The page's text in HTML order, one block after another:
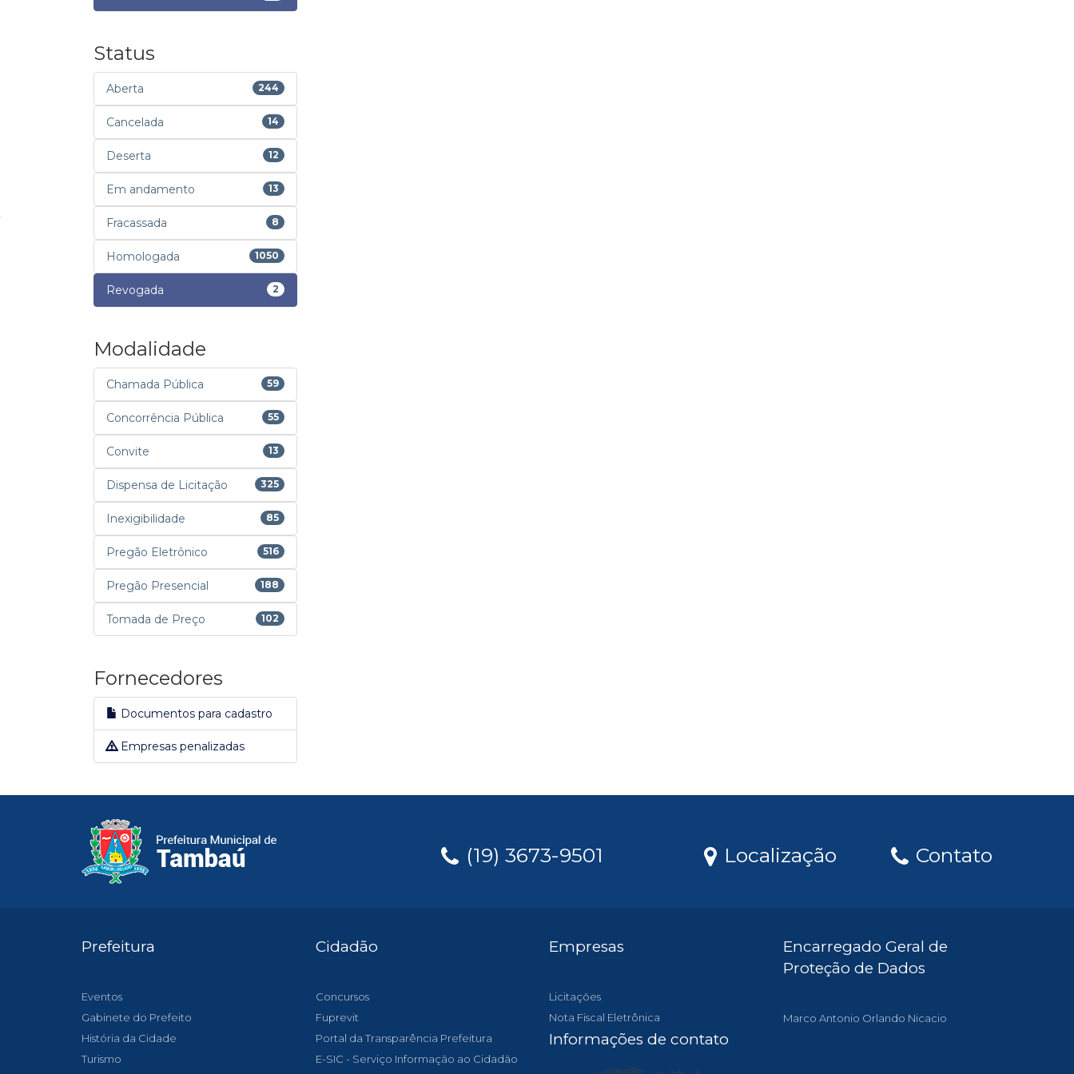
Status
Aberta 244
Cancelada 14
Deserta 12
Em andamento 13
Fracassada 8
Homologada 1050
Revogada 2
Modalidade
Chamada Pública 59
Concorrência Pública 55
Convite 13
Dispensa de Licitação 325
Inexigibilidade 85
Pregão Eletrônico 516
Pregão Presencial 188
Tomada de Preço 102
Fornecedores
Documentos para cadastro
Empresas penalizadas
(19) 3673-9501 Localização Contato
Prefeitura
Eventos
Gabinete do Prefeito
História da Cidade
Turismo
Cidadão
Concursos
Fuprevit
Portal da Transparência Prefeitura
E-SIC - Serviço Informação ao Cidadão
Empresas
Licitações
Nota Fiscal Eletrônica
Encarregado Geral de
Proteção de Dados
Marco Antonio Orlando Nicacio
Informações de contato